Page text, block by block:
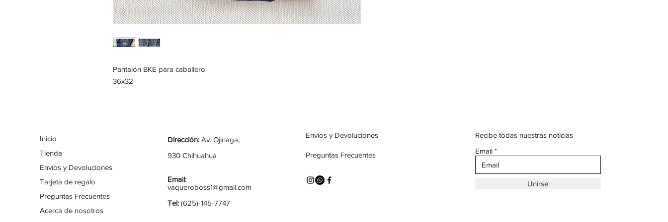
Pantalón BKE para caballero
36x32
Inicio
Tienda
Envíos y Devoluciones
Tarjeta de regalo
Preguntas Frecuentes
Acerca de nosotros
Dirección: Av. Ojinaga,
930 Chihuahua
Email:
vaqueroboss1@gmail.com
Tel: (625)-145-7747
Envíos y Devoluciones
Preguntas Frecuentes
Recibe todas nuestras noticias
Email
Unirse